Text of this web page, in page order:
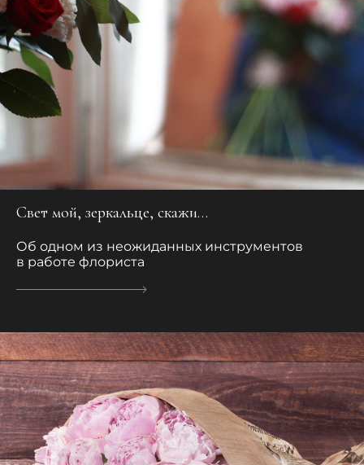
Свет мой, зеркальце, скажи…
Об одном из неожиданных инструментов
в работе флориста